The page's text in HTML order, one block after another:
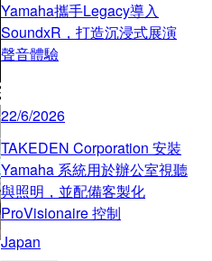
Yamaha攜手Legacy導入
SoundxR，打造沉浸式展演
聲音體驗
22/6/2026
TAKEDEN Corporation 安裝
Yamaha 系統用於辦公室視聽
與照明，並配備客製化
ProVisionaire 控制
Japan